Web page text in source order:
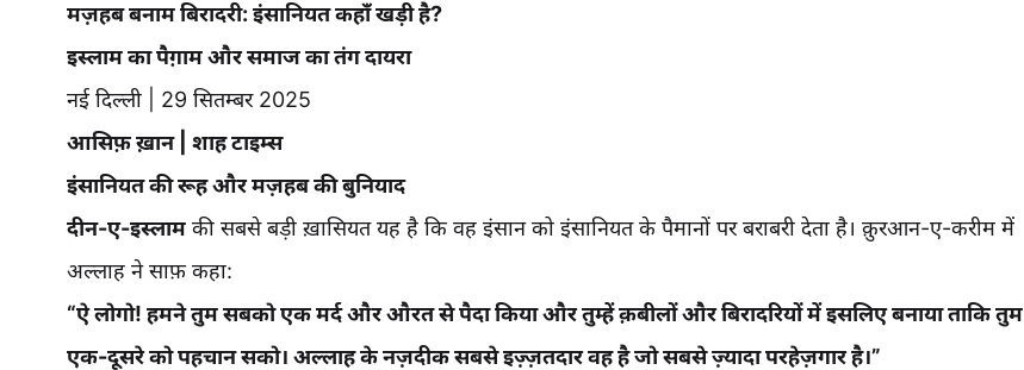
मज़हब बनाम बिरादरी: इंसानियत कहाँ खड़ी है?
इस्लाम का पैग़ाम और समाज का तंग दायरा
नई दिल्ली | 29 सितम्बर 2025
आसिफ़ ख़ान | शाह टाइम्स
इंसानियत की रूह और मज़हब की बुनियाद
दीन-ए-इस्लाम की सबसे बड़ी ख़ासियत यह है कि वह इंसान को इंसानियत के पैमानों पर बराबरी देता है। क़ुरआन-ए-करीम में
अल्लाह ने साफ़ कहा:
“ऐ लोगो! हमने तुम सबको एक मर्द और औरत से पैदा किया और तुम्हें क़बीलों और बिरादरियों में इसलिए बनाया ताकि तुम
एक-दूसरे को पहचान सको। अल्लाह के नज़दीक सबसे इज़्ज़तदार वह है जो सबसे ज़्यादा परहेज़गार है।”